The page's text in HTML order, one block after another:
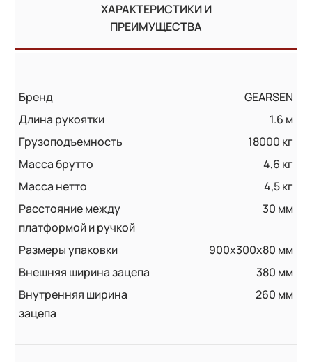
ХАРАКТЕРИСТИКИ И
ПРЕИМУЩЕСТВА
Бренд
GEARSEN
Длина рукоятки
1.6 м
Грузоподъемность
18000 кг
Масса брутто
4,6 кг
Масса нетто
4,5 кг
Расстояние между
платформой и ручкой
30 мм
Размеры упаковки
900x300x80 мм
Внешняя ширина зацепа
380 мм
Внутренняя ширина
зацепа
260 мм